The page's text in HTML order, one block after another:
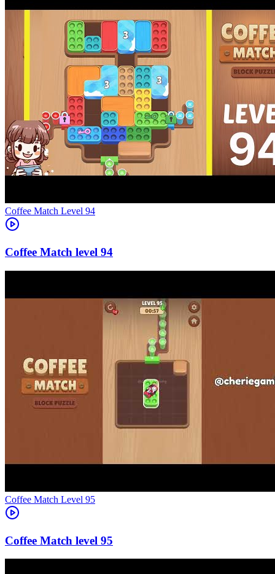
Level 94
94
Level 95
95